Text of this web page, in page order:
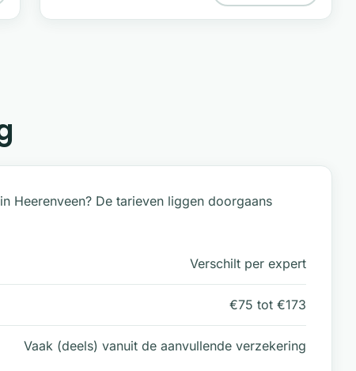
Heerenveen? De tarieven liggen doorgaans
Verschilt per expert
€75 tot €173
Vaak (deels) vanuit de aanvullende verzekering